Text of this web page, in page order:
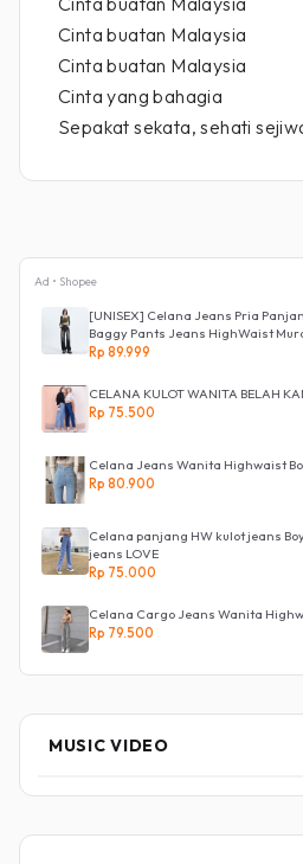
Cinta buatan Malaysia
Cinta buatan Malaysia
Cinta yang bahagia
Sepakat sekata, sehati
Ad • Shopee
[UNISEX] Celana Jeans Pria
Baggy Pants Jeans HighWaist
Rp 89.999
CELANA KULOT WANITA BELAH
Rp 75.500
Celana Jeans Wanita Highwaist
Rp 80.900
Celana panjang HW kulot jeans
jeans LOVE
Rp 75.000
Celana Cargo Jeans Wanita
Rp 79.500
MUSIC VIDEO